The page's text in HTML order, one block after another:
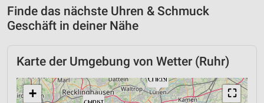
Finde das nächste Uhren & Schmuck
Geschäft in deiner Nähe
Karte der Umgebung von Wetter (Ruhr)
⛶
+